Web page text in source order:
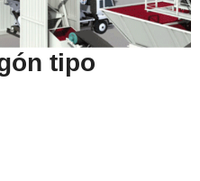
tipo